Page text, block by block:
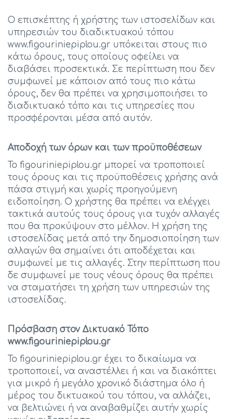
Ο επισκέπτης ή χρήστης των ιστοσελίδων και
υπηρεσιών του διαδικτυακού τόπου
www.figouriniepiplou.gr υπόκειται στους πιο
κάτω όρους, τους οποίους οφείλει να
διαβάσει προσεκτικά. Σε περίπτωση που δεν
συμφωνεί με κάποιον από τους πιο κάτω
όρους, δεν θα πρέπει να χρησιμοποιήσει το
διαδικτυακό τόπο και τις υπηρεσίες που
προσφέρονται μέσα από αυτόν.
Αποδοχή των όρων και των προϋποθέσεων
Το figouriniepiplou.gr μπορεί να τροποποιεί
τους όρους και τις προϋποθέσεις χρήσης ανά
πάσα στιγμή και χωρίς προηγούμενη
ειδοποίηση. Ο χρήστης θα πρέπει να ελέγχει
τακτικά αυτούς τους όρους για τυχόν αλλαγές
που θα προκύψουν στο μέλλον. Η χρήση της
ιστοσελίδας μετά από την δημοσιοποίηση των
αλλαγών θα σημαίνει ότι αποδέχεται και
συμφωνεί με τις αλλαγές. Στην περίπτωση που
δε συμφωνεί με τους νέους όρους θα πρέπει
να σταματήσει τη χρήση των υπηρεσιών της
ιστοσελίδας.
Πρόσβαση στον Δικτυακό Τόπο
www.figouriniepiplou.gr
Το figouriniepiplou.gr έχει το δικαίωμα να
τροποποιεί, να αναστέλλει ή και να διακόπτει
για μικρό ή μεγάλο χρονικό διάστημα όλο ή
μέρος του δικτυακού του τόπου, να αλλάζει,
να βελτιώνει ή να αναβαθμίζει αυτήν χωρίς